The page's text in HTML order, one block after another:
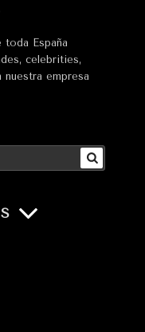
toda España
celebrities,
empresa
Buscar